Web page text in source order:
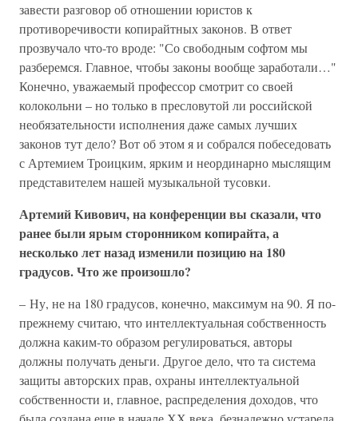
завести разговор об отношении юристов к
противоречивости копирайтных законов. В ответ
прозвучало что-то вроде: "Со свободным софтом мы
разберемся. Главное, чтобы законы вообще заработали…"
Конечно, уважаемый профессор смотрит со своей
колокольни – но только в пресловутой ли российской
необязательности исполнения даже самых лучших
законов тут дело? Вот об этом я и собрался побеседовать
с Артемием Троицким, ярким и неординарно мыслящим
представителем нашей музыкальной тусовки.
Артемий Кивович, на конференции вы сказали, что
ранее были ярым сторонником копирайта, а
несколько лет назад изменили позицию на 180
градусов. Что же произошло?
– Ну, не на 180 градусов, конечно, максимум на 90. Я по-
прежнему считаю, что интеллектуальная собственность
должна каким-то образом регулироваться, авторы
должны получать деньги. Другое дело, что та система
защиты авторских прав, охраны интеллектуальной
собственности и, главное, распределения доходов, что